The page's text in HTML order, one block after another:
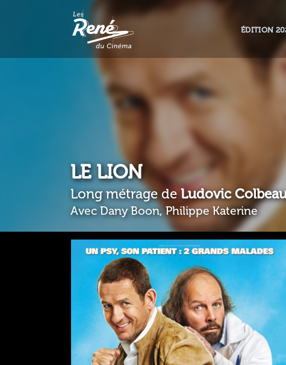
ÉDITION
LE LION
Long métrage deLudovic
Avec Dany Boon, Philippe Katerine